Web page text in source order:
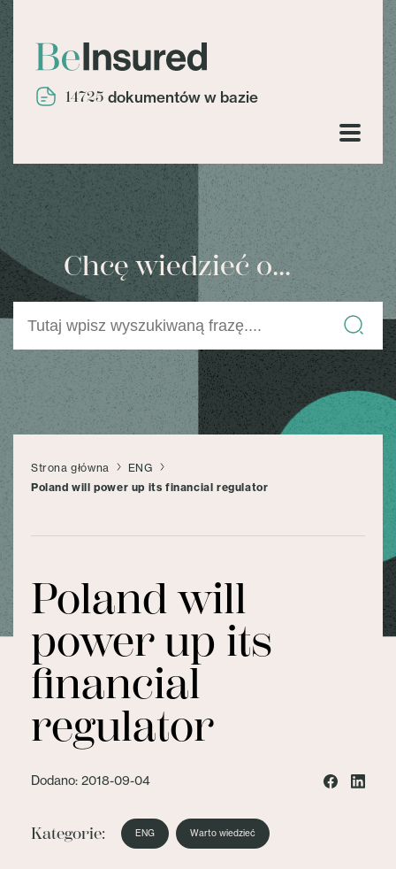
14725 dokumentów w bazie
Chcę wiedzieć o...
Strona główna
ENG
Poland will power up its financial regulator
Poland will
power up its
financial
regulator
Dodano: 2018-09-04
Kategorie: ENG Warto wiedzieć